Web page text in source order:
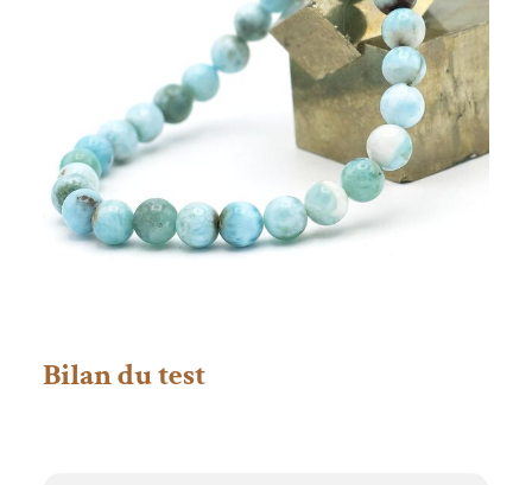
Bilan du test